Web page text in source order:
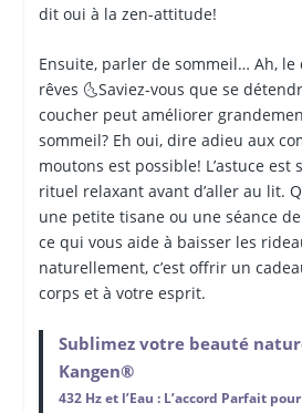
dit oui à la zen-attitude!
Ensuite, parler de sommeil… Ah, le
rêves 🌜Saviez-vous que se
coucher peut améliorer
sommeil? Eh oui, dire adieu aux
moutons est possible! L’astuce est
rituel relaxant avant d’aller au lit.
une petite tisane ou une séance
ce qui vous aide à baisser les
naturellement, c’est offrir un
corps et à votre esprit.
Sublimez votre beauté
Kangen®
432 Hz et l’Eau : L’accord Parfait